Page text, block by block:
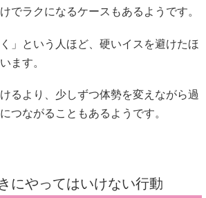
でラクになるケースもあるようです。
」という人ほど、硬いイスを避けたほ
ます。
るより、少しずつ体勢を変えながら過
つながることもあるようです。
にやってはいけない行動